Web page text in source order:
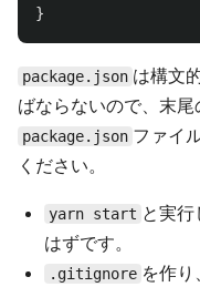
}
package.json は構文
ばならないので、末尾
package.json ファイ
ください。
yarn start と実行
はずです。
.gitignore を作り